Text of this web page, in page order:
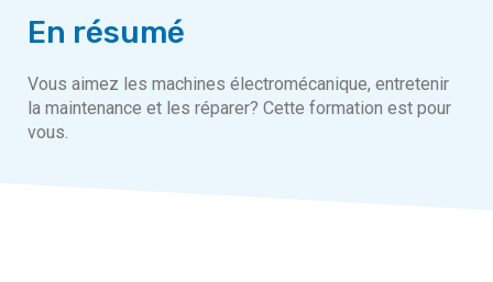
En résumé
Vous aimez les machines électromécanique, entretenir
la maintenance et les réparer? Cette formation est pour
vous.